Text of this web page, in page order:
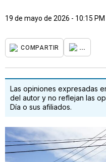
19 de mayo de 2026 - 10:15 PM
COMPARTIR ...
Las opiniones expresadas
del autor y no reflejan las
Día o sus afiliados.